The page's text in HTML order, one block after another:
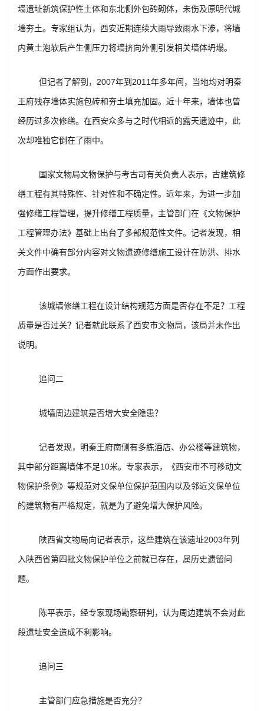
墙遗址新筑保护性土体和东北侧外包砖砌体，未伤及原明代城
墙夯土。专家组认为，西安近期连续大雨导致雨水下渗，将墙
内黄土泡软后产生侧压力将墙挤向外侧引发相关墙体坍塌。
但记者了解到，2007年到2011年多年间，当地均对明秦
王府残存墙体实施包砖和夯土填充加固。近十年来，墙体也曾
经历过多次修缮。在西安众多与之时代相近的露天遗迹中，此
次却唯独它倒在了雨中。
国家文物局文物保护与考古司有关负责人表示，古建筑修
缮工程有其特殊性、针对性和不确定性。近年来，为进一步加
强修缮工程管理，提升修缮工程质量，主管部门在《文物保护
工程管理办法》基础上出台了多部规范性文件。记者发现，相
关文件中确有部分内容对文物遗迹修缮施工设计在防洪、排水
方面作出要求。
该城墙修缮工程在设计结构规范方面是否存在不足？工程
质量是否过关？记者就此联系了西安市文物局，该局并未作出
说明。
追问二
城墙周边建筑是否增大安全隐患？
记者发现，明秦王府南侧有多栋酒店、办公楼等建筑物，
其中部分距离墙体不足10米。专家表示，《西安市不可移动文
物保护条例》等规范对文保单位保护范围内以及邻近文保单位
的建筑物有严格规定，就是为了避免增大保护风险。
陕西省文物局向记者表示，这些建筑在该遗址2003年列
入陕西省第四批文物保护单位之前就已存在，属历史遗留问
题。
陈平表示，经专家现场勘察研判，认为周边建筑不会对此
段遗址安全造成不利影响。
追问三
主管部门应急措施是否充分？